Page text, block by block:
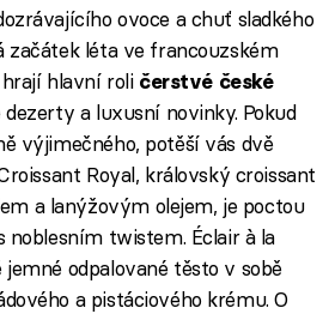
ovoce a chuť sladkého
začátek léta ve francouzském
hlavní roli čerstvé české
dezerty a luxusní novinky. Pokud
výjimečného, potěší vás dvě
Royal, královský croissant
a lanýžovým olejem, je poctou
noblesním twistem. Éclair à la
jemné odpalované těsto v sobě
a pistáciového krému. O